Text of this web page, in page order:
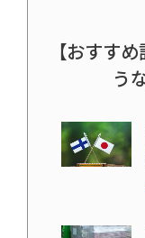
【おすす
う